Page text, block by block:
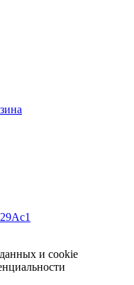
и cookie